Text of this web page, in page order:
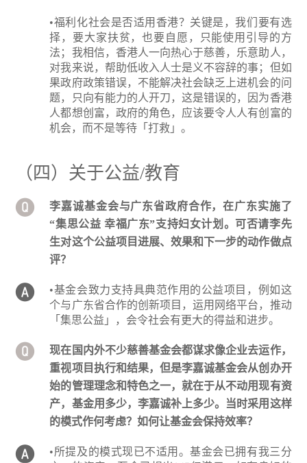
•福利化社会是否适用香港？关键是，我们要有选
择，要大家扶贫，也要自愿，只能使用引导的方
法；我相信，香港人一向热心于慈善，乐意助人，
对我来说，帮助低收入人士是义不容辞的事；但如
果政府政策错误，不能解决社会缺乏上进机会的问
题，只向有能力的人开刀，这是错误的，因为香港
人都想创富，政府的角色，应该要令人人有创富的
机会，而不是等待「打救」。
（四）关于公益/教育
李嘉诚基金会与广东省政府合作，在广东实施了
“集思公益 幸福广东”支持妇女计划。可否请李先
生对这个公益项目进展、效果和下一步的动作做点
评？
•基金会致力支持具典范作用的公益项目，例如这
个与广东省合作的创新项目，运用网络平台，推动
「集思公益」，会令社会有更大的得益和进步。
现在国内外不少慈善基金会都谋求像企业去运作，
重视项目执行和结果，但是李嘉诚基金会从创办开
始的管理理念和特色之一，就在于从不动用现有资
产，基金用多少，李嘉诚补上多少。当时采用这样
的模式作何考虑？如何让基金会保持效率？
•所提及的模式现已不适用。基金会已拥有我三分